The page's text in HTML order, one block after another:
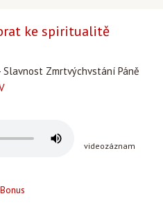
ke spiritualitě
Slavnost Zmrtvýchvstání Páně
videozáznam
Bonus